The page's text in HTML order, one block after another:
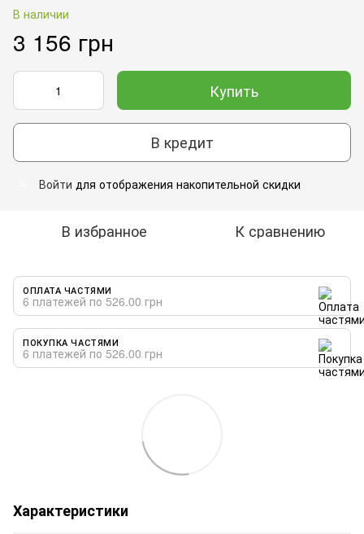
В наличии
3 156 грн
Купить
В кредит
Войти для отображения накопительной скидки
В избранное К сравнению
ОПЛАТА ЧАСТЯМИ
6 платежей по 526.00 грн
ПОКУПКА ЧАСТЯМИ
6 платежей по 526.00 грн
Характеристики